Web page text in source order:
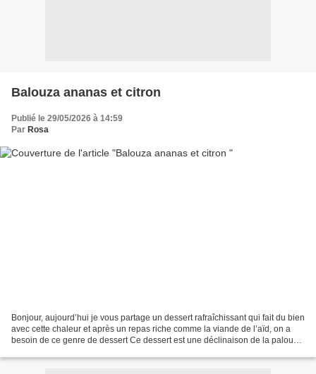
Balouza ananas et citron
Publié le 29/05/2026 à 14:59
Par Rosa
Bonjour, aujourd’hui je vous partage un dessert rafraîchissant qui fait du bien
avec cette chaleur et après un repas riche comme la viande de l’aïd, on a
besoin de ce genre de dessert Ce dessert est une déclinaison de la palouza